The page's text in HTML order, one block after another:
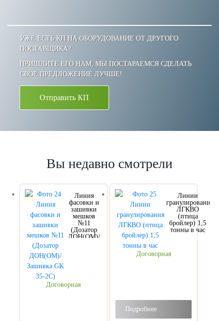
УЖЕ ЕСТЬ КП НА ОБОРУДОВАНИЕ ОТ ДРУГОГО
ПОСТАВЩИКА?
ПРИШЛИТЕ ЕГО НАМ, МЫ ПОСТАРАЕМСЯ СДЕЛАТЬ
СВОЕ ПРЕДЛОЖЕНИЕ ЛУЧШЕ!
Отправить КП
Вы недавно смотрели
Линия
фасовки и
зашивки
мешков
№11
(Дозатор
ДОН(ОМ)/
Договорная
Линии
гранулирования
ЛГКВО
(птица
бройлер) 1,5
тонны в час
Договорная
Подробнее